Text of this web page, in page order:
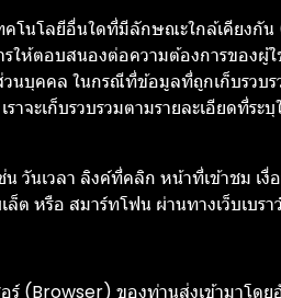
โนโลยีอื่นใดที่มีลักษณะใกล้เคียงกัน
ห้ตอบสนองต่อความต้องการของผู้ใ
วนบุคคล ในกรณีที่ข้อมูลที่ถูกเก็บรวบ
ะเก็บรวบรวมตามรายละเอียดที่ร
วันเวลา ลิงค์ที่คลิก หน้าที่เข้าชม เ
หรือ สมาร์ทโฟน ผ่านทางเว็บเบร
อร์ (Browser) ของท่านส่งเข้ามาโด